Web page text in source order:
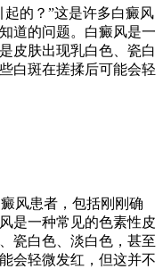
的？”这是许多白癜风
道的问题。白癜风是一
皮肤出现乳白色、瓷白
白斑在搓揉后可能会轻
风患者，包括刚刚确
是一种常见的色素性皮
瓷白色、淡白色，甚至
会轻微发红，但这并不